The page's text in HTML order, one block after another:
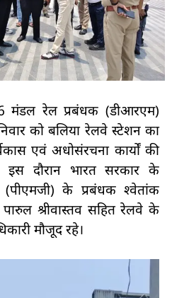
मंडल रेल प्रबंधक (डीआरएम)
को बलिया रेलवे स्टेशन का
एवं अधोसंरचना कार्यों की
इस दौरान भारत सरकार के
(पीएमजी) के प्रबंधक श्वेतांक
पारुल श्रीवास्तव सहित रेलवे के
मौजूद रहे।